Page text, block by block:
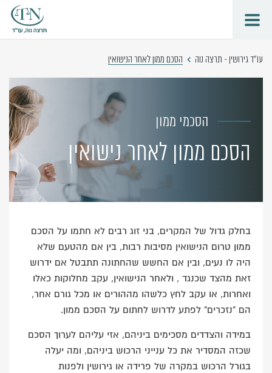
עו"ד גירושין - תרצה נוה הסכם ממון לאחר הנישואין
הסכמי ממון
הסכם ממון לאחר נישואין
בחלק גדול של המקרים, בני זוג רבים לא חתמו על הסכם
ממון טרום הנישואין מסיבות רבות, בין אם מהטעם שלא
היה לו נעים, ובין אם החשש שהחתונה תתבטל אם ידרוש
זאת מהצד שכנגד , ולאחר הנישואין, עקב מחלוקות כאלו
ואחרות, או עקב לחץ כלשהו מההורים או מכל גורם אחר,
הם "נזכרים" לפתע לדרוש לחתום על הסכם ממון.
במידה והצדדים מסכימים ביניהם, אזי עליהם לערוך הסכם
שכזה המסדיר את כל ענייני הרכוש ביניהם, ומה יעלה
בגורל הרכוש במקרה של פרידה או גירושין ולפנות